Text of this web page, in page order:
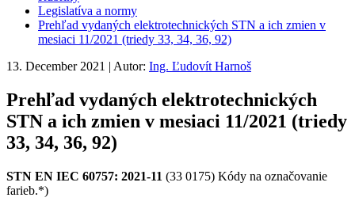
Legislatíva a normy
Prehľad vydaných elektrotechnických STN a ich zmien v
mesiaci 11/2021 (triedy 33, 34, 36, 92)
13. December 2021 | Autor: Ing. Ľudovít Harnoš
Prehľad vydaných elektrotechnických
STN a ich zmien v mesiaci 11/2021 (triedy
33, 34, 36, 92)
STN EN IEC 60757: 2021-11 (33 0175) Kódy na označovanie
farieb.*)